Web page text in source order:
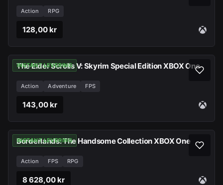
Action RPG
128,00 kr
INSTANT LEVERING
The Elder Scrolls V: Skyrim Special Edition XBOX One
Action Adventure FPS
143,00 kr
INSTANT LEVERING
Borderlands: The Handsome Collection XBOX One
Action FPS RPG
8 628,00 kr